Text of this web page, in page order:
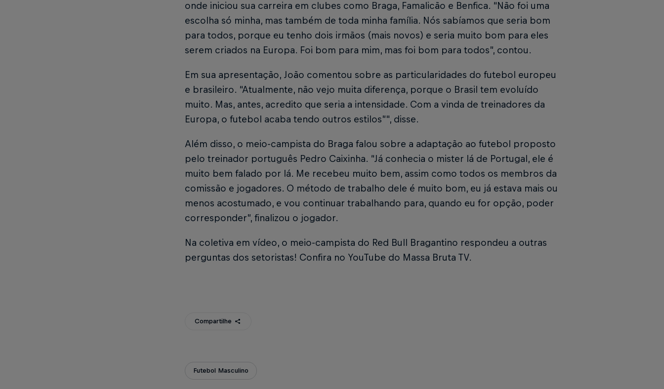
onde iniciou sua carreira em clubes como Braga, Famalicão e Benfica. “Não foi uma
escolha só minha, mas também de toda minha família. Nós sabíamos que seria bom
para todos, porque eu tenho dois irmãos (mais novos) e seria muito bom para eles
serem criados na Europa. Foi bom para mim, mas foi bom para todos”, contou.
Em sua apresentação, João comentou sobre as particularidades do futebol europeu
e brasileiro. “Atualmente, não vejo muita diferença, porque o Brasil tem evoluído
muito. Mas, antes, acredito que seria a intensidade. Com a vinda de treinadores da
Europa, o futebol acaba tendo outros estilos”", disse.
Além disso, o meio-campista do Braga falou sobre a adaptação ao futebol proposto
pelo treinador português Pedro Caixinha. “Já conhecia o mister lá de Portugal, ele é
muito bem falado por lá. Me recebeu muito bem, assim como todos os membros da
comissão e jogadores. O método de trabalho dele é muito bom, eu já estava mais ou
menos acostumado, e vou continuar trabalhando para, quando eu for opção, poder
corresponder”, finalizou o jogador.
Na coletiva em vídeo, o meio-campista do Red Bull Bragantino respondeu a outras
perguntas dos setoristas! Confira no YouTube do Massa Bruta TV.
Compartilhe
Futebol Masculino